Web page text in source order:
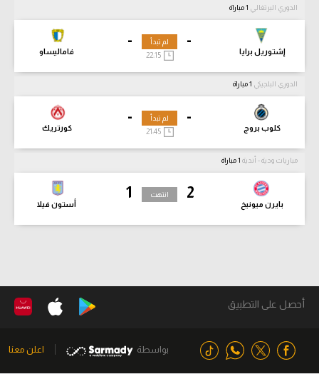
الدوري البرتغالي
-
إشتوريل برايا
-
فاماليساو
لم تبدأ
22:15
الدوري البلجيكي
-
كلوب بروج
-
كورتريك
لم تبدأ
21:45
مباريات ودية - أندية
2
بايرن ميونيخ
1
أستون فيلا
انتهت
أحصل على التطبيق
بواسطة اعلن معنا